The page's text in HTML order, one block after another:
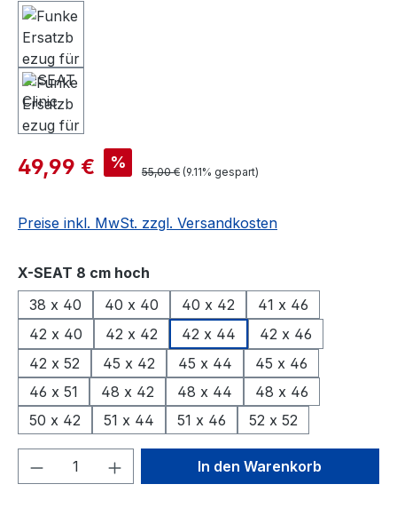
49,99 € %
55,00 € (9.11% gespart)
Preise inkl. MwSt. zzgl. Versandkosten
X-SEAT 8 cm hoch
38 x 40
40 x 40 40 x 42
41 x 46
42 x 40
42 x 42 42 x 44
42 x 46
42 x 52
45 x 42 45 x 44
45 x 46
46 x 51
48 x 42 48 x 44
48 x 46
50 x 42
51 x 44 51 x 46 52 x 52
Produkt Anzahl: Gib denIn den Warenkorb